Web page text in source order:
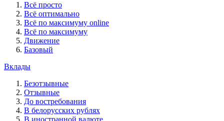
Всё просто
Всё оптимально
Всё по максимуму online
Всё по максимуму
Движение
Базовый
Вклады
Безотзывные
Отзывные
До востребования
В белорусских рублях
В иностранной валюте